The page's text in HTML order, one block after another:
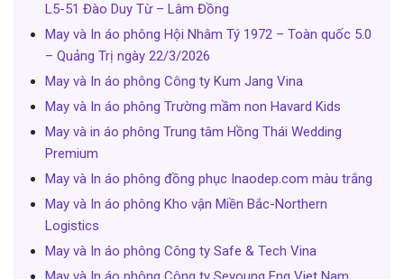
L5-51 Đào Duy Từ – Lâm Đồng
May và In áo phông Hội Nhâm Tý 1972 – Toàn quốc 5.0
– Quảng Trị ngày 22/3/2026
May và In áo phông Công ty Kum Jang Vina
May và In áo phông Trường mầm non Havard Kids
May và in áo phông Trung tâm Hồng Thái Wedding
Premium
May và In áo phông đồng phục Inaodep.com màu trắng
May và In áo phông Kho vận Miền Bắc-Northern
Logistics
May và In áo phông Công ty Safe & Tech Vina